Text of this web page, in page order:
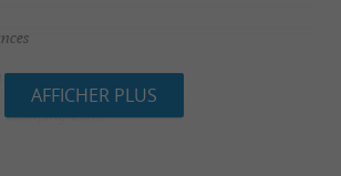
Camping-Cars
AFFICHER PLUS